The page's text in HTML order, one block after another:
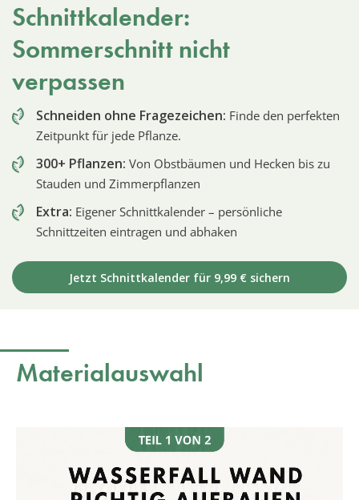
Schnittkalender:
Sommerschnitt nicht
verpassen
Schneiden ohne Fragezeichen: Finde den perfekten
Zeitpunkt für jede Pflanze.
300+ Pflanzen: Von Obstbäumen und Hecken bis zu
Stauden und Zimmerpflanzen
Extra: Eigener Schnittkalender – persönliche
Schnittzeiten eintragen und abhaken
Jetzt Schnittkalender für 9,99 € sichern
Materialauswahl